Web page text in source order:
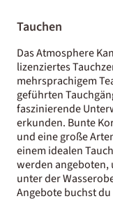
Tauchen
Das Atmosphere
lizenziertes
mehrsprachigem
geführten
faszinierende
erkunden. Bunte
und eine große
einem idealen
werden angeboten,
unter der
Angebote buchst du